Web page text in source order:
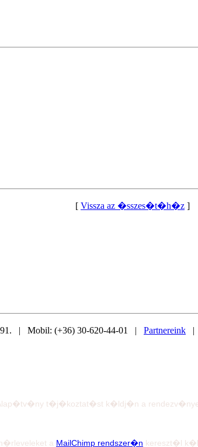
Vissza az �sszes�t�h�z ]
| Mobil: (+36) 30-620-44-01 | Partnereink
t�j�koztat�st k�ldj�n a
a MailChimp rendszer�n kereszt�l